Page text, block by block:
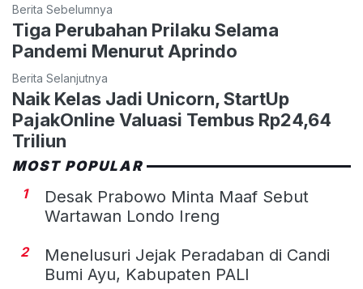
Berita Sebelumnya
Tiga Perubahan Prilaku Selama
Pandemi Menurut Aprindo
Berita Selanjutnya
Naik Kelas Jadi Unicorn, StartUp
PajakOnline Valuasi Tembus Rp24,64
Triliun
MOST POPULAR
1
Desak Prabowo Minta Maaf Sebut
Wartawan Londo Ireng
2
Menelusuri Jejak Peradaban di Candi
Bumi Ayu, Kabupaten PALI